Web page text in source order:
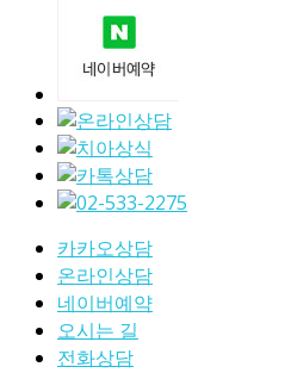
카카오상담
온라인상담
네이버예약
오시는 길
전화상담